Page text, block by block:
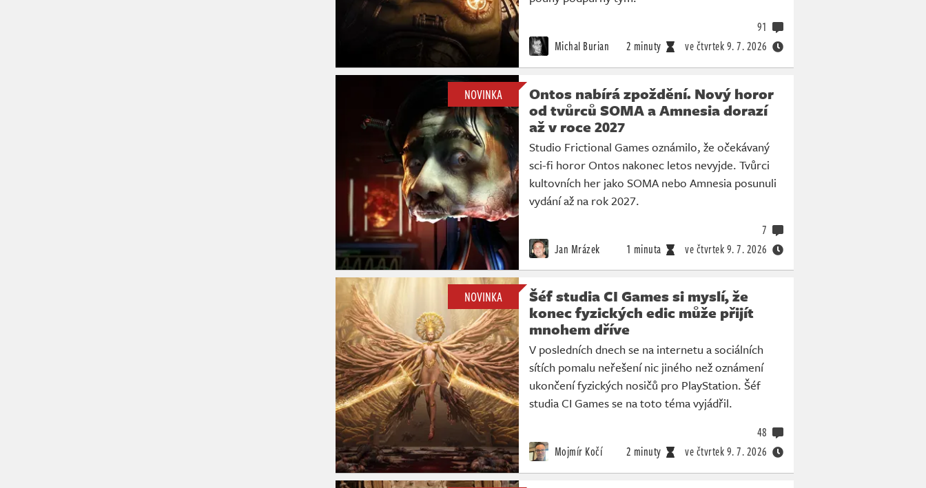
Michal Burian 2 minuty ve čtvrtek9. 7. 2026
91
NOVINKA
Ontos nabírá zpoždění. Nový horor
od tvůrců SOMA a Amnesia dorazí
až v roce 2027
Studio Frictional Games oznámilo, že očekávaný
sci-fi horor Ontos nakonec letos nevyjde. Tvůrci
kultovních her jako SOMA nebo Amnesia posunuli
vydání až na rok 2027.
Jan Mrázek 1 minuta ve čtvrtek9. 7. 2026
7
NOVINKA
Šéf studia CI Games si myslí, že
konec fyzických edic může přijít
mnohem dříve
V posledních dnech se na internetu a sociálních
sítích pomalu neřešení nic jiného než oznámení
ukončení fyzických nosičů pro PlayStation. Šéf
studia CI Games se na toto téma vyjádřil.
Mojmír Kočí 2 minuty ve čtvrtek9. 7. 2026
48